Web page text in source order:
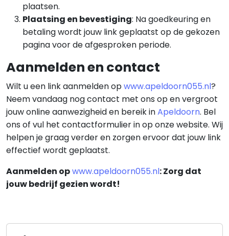
plaatsen.
Plaatsing en bevestiging: Na goedkeuring en
betaling wordt jouw link geplaatst op de gekozen
pagina voor de afgesproken periode.
Aanmelden en contact
Wilt u een link aanmelden opwww.apeldoorn055.nl?
Neem vandaag nog contact met ons op en vergroot
jouw online aanwezigheid en bereik inApeldoorn. Bel
ons of vul het contactformulier in op onze website. Wij
helpen je graag verder en zorgen ervoor dat jouw link
effectief wordt geplaatst.
Aanmelden opwww.apeldoorn055.nl: Zorg dat
jouw bedrijf gezien wordt!